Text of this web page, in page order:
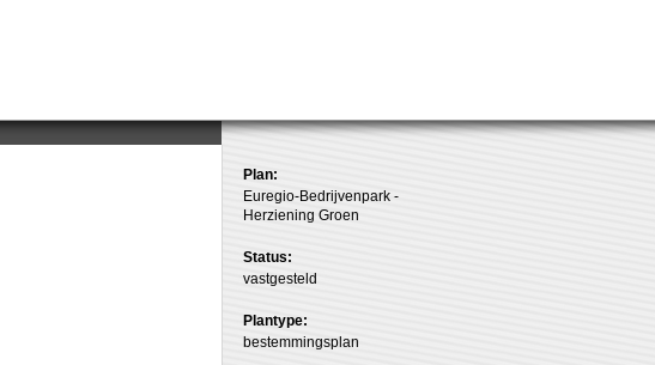
Plan:
Euregio-Bedrijvenpark -
Herziening Groen
Status:
vastgesteld
Plantype:
bestemmingsplan